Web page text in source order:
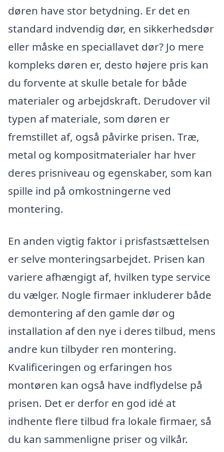
døren have stor betydning. Er det en
standard indvendig dør, en sikkerhedsdør
eller måske en speciallavet dør? Jo mere
kompleks døren er, desto højere pris kan
du forvente at skulle betale for både
materialer og arbejdskraft. Derudover vil
typen af materiale, som døren er
fremstillet af, også påvirke prisen. Træ,
metal og kompositmaterialer har hver
deres prisniveau og egenskaber, som kan
spille ind på omkostningerne ved
montering.
En anden vigtig faktor i prisfastsættelsen
er selve monteringsarbejdet. Prisen kan
variere afhængigt af, hvilken type service
du vælger. Nogle firmaer inkluderer både
demontering af den gamle dør og
installation af den nye i deres tilbud, mens
andre kun tilbyder ren montering.
Kvalificeringen og erfaringen hos
montøren kan også have indflydelse på
prisen. Det er derfor en god idé at
indhente flere tilbud fra lokale firmaer, så
du kan sammenligne priser og vilkår.